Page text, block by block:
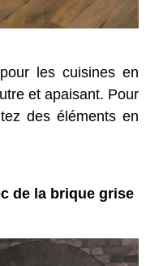
les cuisines en
et apaisant. Pour
des éléments en
de la brique grise